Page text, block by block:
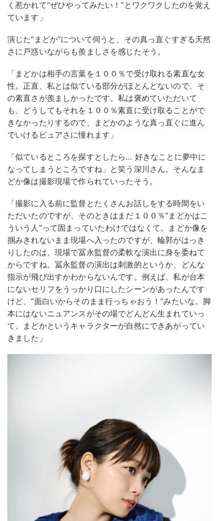
く惹かれて“ぜひやってみたい！”とワクワクしたのを覚え
ています」
演じた“まどか”について伺うと、その真っ直ぐすぎる天然
さに戸惑いながらも羨ましさを感じたそう。
「まどかは相手の言葉を１００％で受け取れる素直な女
性。正直、私とは似ている部分がほとんどないので、そ
の素直さが羨ましかったです。私は褒めていただいて
も、どうしてもそれを１００％素直に受け取ることがで
きなかったりするので、まどかのような真っ直ぐに進ん
でいけるピュアさに憧れます」
「似ているところを探すとしたら… 好きなことに夢中に
なってしまうところですね」と笑う深川さん。そんなま
どか像は撮影現場で作られていったそう。
「撮影に入る前に監督とたくさんお話しをする時間をい
ただいたのですが、そのときはまだ１００％“まどかはこ
ういう人”って固まっていたわけではなくて。まどか像を
掴みきれないまま現場へ入ったのですが、輪郭がはっき
りしたのは、現場で冨永監督の柔軟な演出に身を委ねて
からですね。冨永監督の演出は刺激的というか、どんな
指示が飛び出すかわからないんです。例えば、私が台本
にないセリフをうっかり口にしたシーンがあったんです
けど、“面白いからそのまま行っちゃおう！”みたいな。脚
本にはないニュアンスがその場でどんどん生まれていっ
て、まどかというキャラクターが自然にできあがってい
きました」